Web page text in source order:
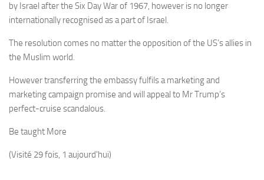
by Israel after the Six Day War of 1967, however is no longer
internationally recognised as a part of Israel.
The resolution comes no matter the opposition of the US’s allies in
the Muslim world.
However transferring the embassy fulfils a marketing and
marketing campaign promise and will appeal to Mr Trump’s
perfect-cruise scandalous.
Be taught More
(Visité 29 fois, 1 aujourd'hui)